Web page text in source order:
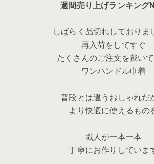
週間売り上げランキング
しばらく品切れしておりま
再入荷をしてすぐ
たくさんのご注文を戴い
ワンハンドル巾着
普段とは違うおしゃれだ
より快適に使えるもの
職人が一本一本
丁寧にお作りしていま